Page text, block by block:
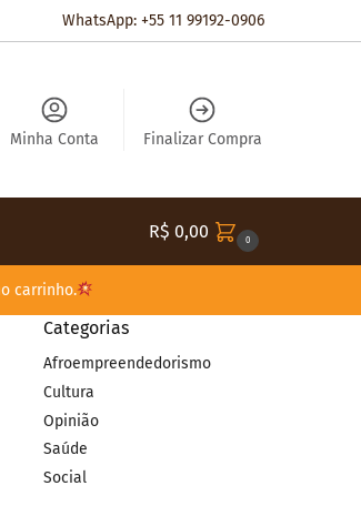
WhatsApp: +55 11 99192-0906
Minha Conta Finalizar Compra
R$ 0,00 0
carrinho.
Categorias
Afroempreendedorismo
Cultura
Opinião
Saúde
Social